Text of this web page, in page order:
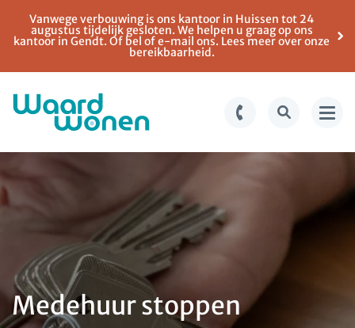
naar
de
naar
de
Vanwege verbouwing is ons kantoor in Huissen tot 24
augustus tijdelijk gesloten. We helpen u graag op ons
kantoor in Gendt. Of bel of e-mail ons. Lees meer over onze
bereikbaarheid.
Medehuur stoppen